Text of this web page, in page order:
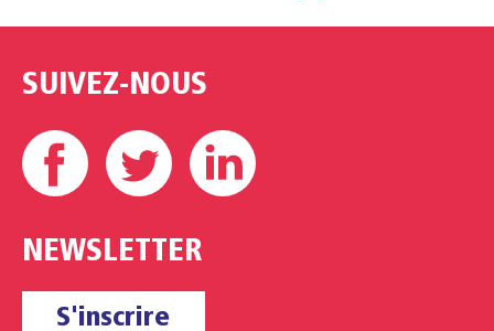
SUIVEZ-NOUS
Facebook Twitter
NEWSLETTER
S'inscrire